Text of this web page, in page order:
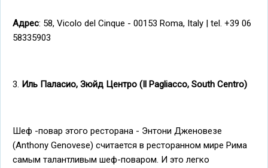
Адрес: 58, Vicolo del Cinque - 00153 Roma, Italy | tel. +39 06
58335903
3. Иль Паласио, Зюйд Центро (Il Pagliacco, South Centro)
Шеф -повар этого ресторана - Энтони Дженовезе
(Anthony Genovese) считается в ресторанном мире Рима
самым талантливым шеф-поваром. И это легко